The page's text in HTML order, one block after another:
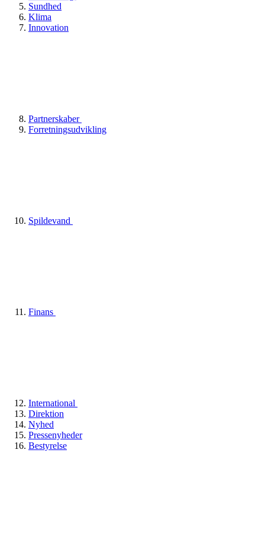
Sundhed
Klima
Innovation
Partnerskaber
Forretningsudvikling
Spildevand
Finans
International
Direktion
Nyhed
Pressenyheder
Bestyrelse